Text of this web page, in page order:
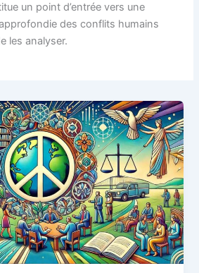
un point d’entrée vers une
des conflits humains
les analyser.